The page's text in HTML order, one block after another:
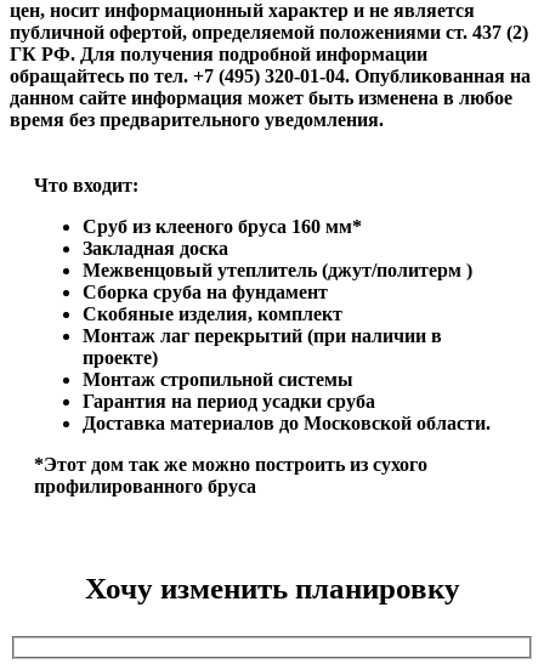
цен, носит информационный характер и не является
публичной офертой, определяемой положениями ст. 437 (2)
ГК РФ. Для получения подробной информации
обращайтесь по тел. +7 (495) 320-01-04. Опубликованная на
данном сайте информация может быть изменена в любое
время без предварительного уведомления.
Что входит:
Сруб из клееного бруса 160 мм*
Закладная доска
Межвенцовый утеплитель (джут/политерм )
Сборка сруба на фундамент
Скобяные изделия, комплект
Монтаж лаг перекрытий (при наличии в
проекте)
Монтаж стропильной системы
Гарантия на период усадки сруба
Доставка материалов до Московской области.
*Этот дом так же можно построить из сухого
профилированного бруса
Хочу изменить планировку